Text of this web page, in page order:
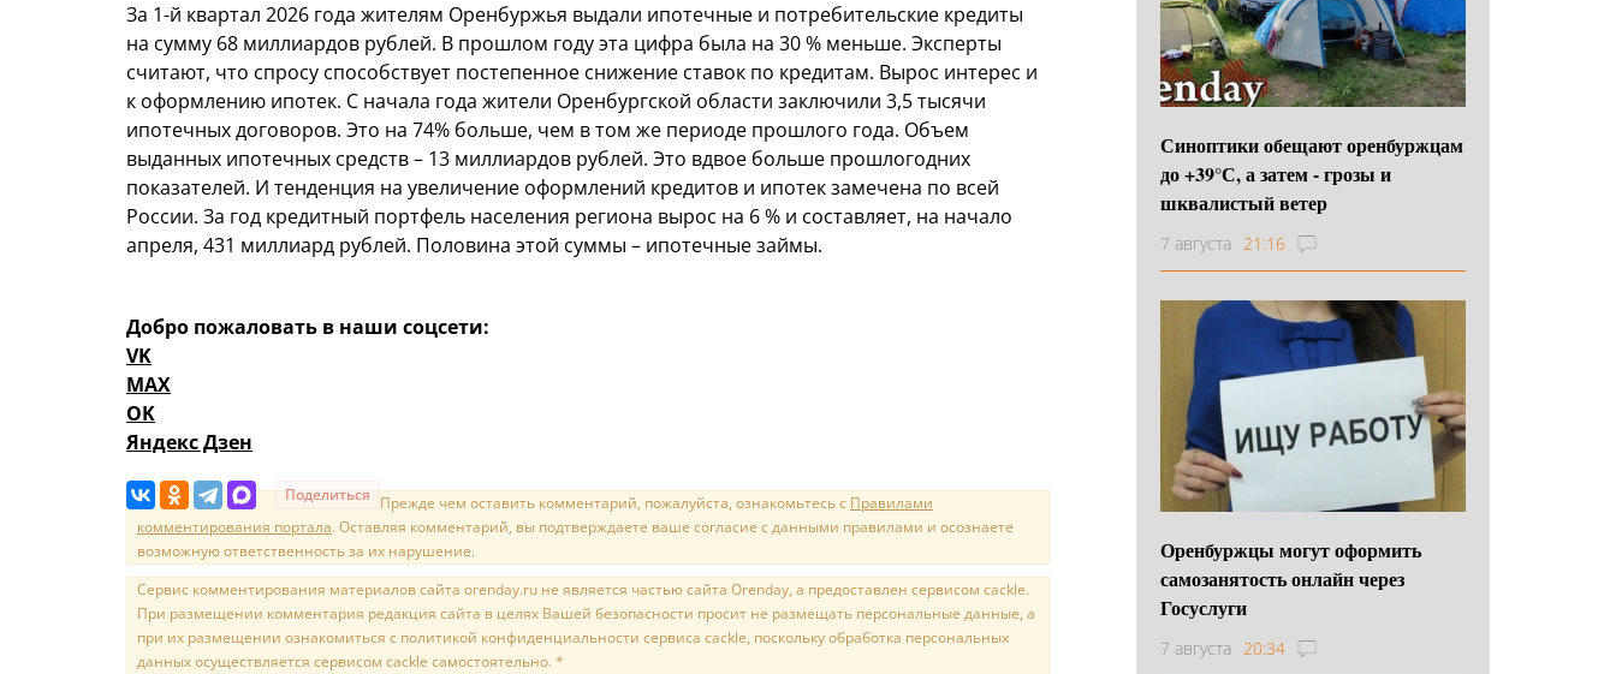
За 1-й квартал 2026 года жителям Оренбуржья выдали ипотечные и потребительские кредиты
на сумму 68 миллиардов рублей. В прошлом году эта цифра была на 30 % меньше. Эксперты
считают, что спросу способствует постепенное снижение ставок по кредитам. Вырос интерес и
к оформлению ипотек. С начала года жители Оренбургской области заключили 3,5 тысячи
ипотечных договоров. Это на 74% больше, чем в том же периоде прошлого года. Объем
выданных ипотечных средств – 13 миллиардов рублей. Это вдвое больше прошлогодних
показателей. И тенденция на увеличение оформлений кредитов и ипотек замечена по всей
России. За год кредитный портфель населения региона вырос на 6 % и составляет, на начало
апреля, 431 миллиард рублей. Половина этой суммы – ипотечные займы.
Добро пожаловать в наши соцсети:
VK
MAX
OK
Яндекс Дзен
Поделиться Прежде чем оставить комментарий, пожалуйста, ознакомьтесь с Правилами
комментирования портала. Оставляя комментарий, вы подтверждаете ваше согласие с данными правилами и осознаете
возможную ответственность за их нарушение.
Сервис комментирования материалов сайта orenday.ru не является частью сайта Orenday, а предоставлен сервисом cackle.
При размещении комментария редакция сайта в целях Вашей безопасности просит не размещать персональные данные, а
при их размещении ознакомиться с политикой конфиденциальности сервиса cackle, поскольку обработка персональных
данных осуществляется сервисом cackle самостоятельно. *
Синоптики обещают оренбуржцам
до +39°С, а затем - грозы и
шквалистый ветер
7 августа 21:16
Оренбуржцы могут оформить
самозанятость онлайн через
Госуслуги
7 августа 20:34